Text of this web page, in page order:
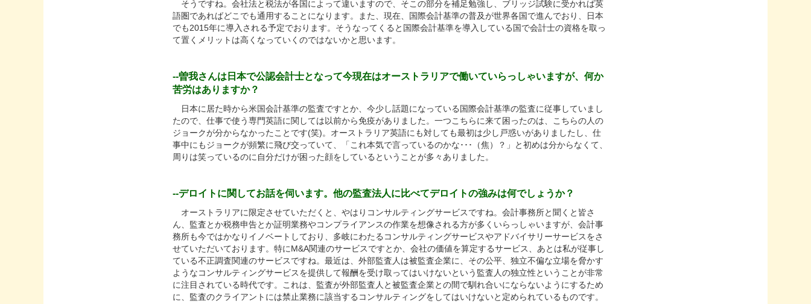
そうですね。会社法と税法が各国によって違いますので、そこの部分を補足勉強し、ブリッジ試験に受かれば英
語圏であればどこでも通用することになります。また、現在、国際会計基準の普及が世界各国で進んでおり、日本
でも2015年に導入される予定でおります。そうなってくると国際会計基準を導入している国で会計士の資格を取っ
て置くメリットは高くなっていくのではないかと思います。
--曽我さんは日本で公認会計士となって今現在はオーストラリアで働いていらっしゃいますが、何か
苦労はありますか？
日本に居た時から米国会計基準の監査ですとか、今少し話題になっている国際会計基準の監査に従事していまし
たので、仕事で使う専門英語に関しては以前から免疫がありました。一つこちらに来て困ったのは、こちらの人の
ジョークが分からなかったことです(笑)。オーストラリア英語にも対しても最初は少し戸惑いがありましたし、仕
事中にもジョークが頻繁に飛び交っていて、「これ本気で言っているのかな･･･（焦）？」と初めは分からなくて、
周りは笑っているのに自分だけが困った顔をしているということが多々ありました。
--デロイトに関してお話を伺います。他の監査法人に比べてデロイトの強みは何でしょうか？
オーストラリアに限定させていただくと、やはりコンサルティングサービスですね。会計事務所と聞くと皆さ
ん、監査とか税務申告とか証明業務やコンプライアンスの作業を想像される方が多くいらっしゃいますが、会計事
務所も今ではかなりイノベートしており、多岐にわたるコンサルティングサービスやアドバイサリーサービスをさ
せていただいております。特にM&A関連のサービスですとか、会社の価値を算定するサービス、あとは私が従事し
ている不正調査関連のサービスですね。最近は、外部監査人は被監査企業に、その公平、独立不偏な立場を脅かす
ようなコンサルティングサービスを提供して報酬を受け取ってはいけないという監査人の独立性ということが非常
に注目されている時代です。これは、監査が外部監査人と被監査企業との間で馴れ合いにならないようにするため
に、監査のクライアントには禁止業務に該当するコンサルティングをしてはいけないと定められているものです。